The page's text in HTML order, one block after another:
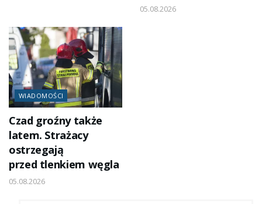
05.08.2026
WIADOMOŚCI
Czad groźny także
latem. Strażacy
ostrzegają
przed tlenkiem węgla
05.08.2026